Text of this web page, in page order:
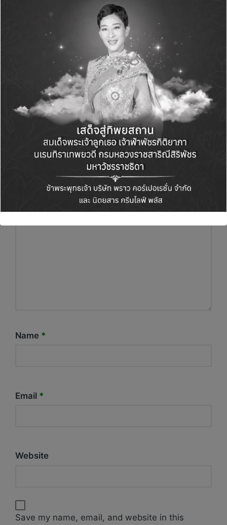
เอกชน” ที่ร่วมสร้างพลัง
THAILAND 2025”
Comments
No comments yet. Why don’t you start the
discussion?
Leave a Reply
Your email address will not be published.
Required fields are marked*
Name *
Email *
Website
Save my name, email, and website in this